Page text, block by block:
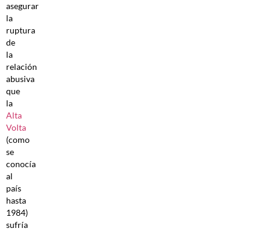
asegurar
la
ruptura
de
la
relación
abusiva
que
la
Alta
Volta
(como
se
conocía
al
país
hasta
1984)
sufría